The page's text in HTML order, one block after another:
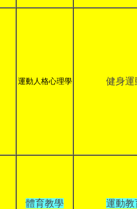
運動人格心理學 健身運
體育教學 運動教